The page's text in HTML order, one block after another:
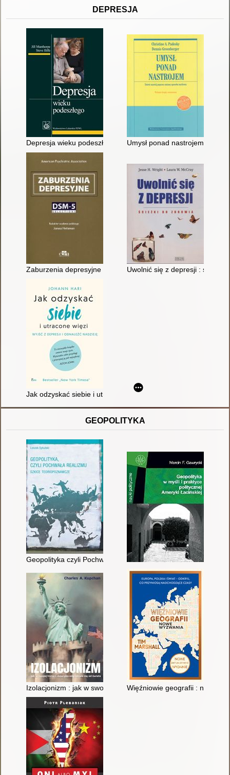
DEPRESJA
Depresja wieku podeszłego Umysł ponad nastrojem :
Zaburzenia depresyjne : DSM-5 SelectionsUwolnić się z depresji : ścieżki
Jak odzyskać siebie i utracone więzi
GEOPOLITYKA
Geopolityka czyli Pochwała realizmu : szkice teoriopoznawcze
Izolacjonizm : jak w swojej historii Ameryka odgradzała się od
Więźniowie geografii : nowe